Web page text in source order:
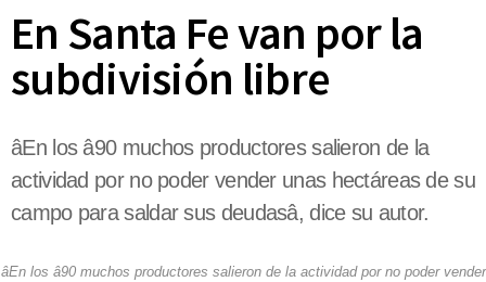
En Santa Fe van por la
subdivisión libre
âEn los â90 muchos productores salieron de la
actividad por no poder vender unas hectáreas de su
campo para saldar sus deudasâ, dice su autor.
âEn los â90 muchos productores salieron de la actividad por no poder vender